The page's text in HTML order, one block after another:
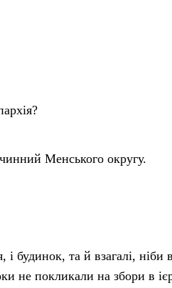
Менського округу.
будинок, та й взагалі, ніби
не покликали на збори в